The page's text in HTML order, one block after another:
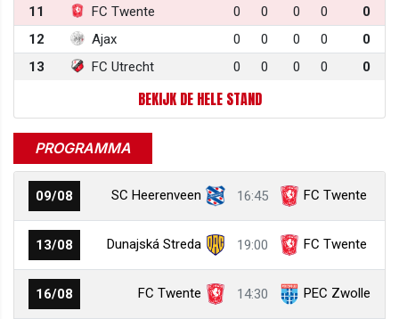
11
FC Twente 0 0 0 0
0
12
Ajax 0 0 0 0
0
13
FC Utrecht 0 0 0 0 0
BEKIJK DE HELE STAND
PROGRAMMA
09/08 SC Heerenveen 16:45 FC Twente
13/08 Dunajská Streda 19:00 FC Twente
16/08 FC Twente 14:30 PEC Zwolle